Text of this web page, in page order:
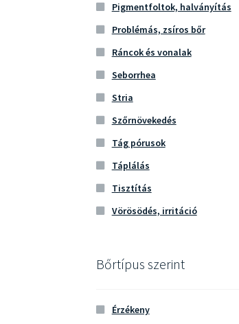
Pigmentfoltok, halványítás
Problémás, zsíros bőr
Ráncok és vonalak
Seborrhea
Stria
Szőrnövekedés
Tág pórusok
Táplálás
Tisztítás
Vörösödés, irritáció
Bőrtípus szerint
Érzékeny